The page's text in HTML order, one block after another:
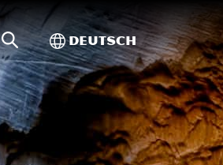
Website-Suche
Toggle International
Deutsch